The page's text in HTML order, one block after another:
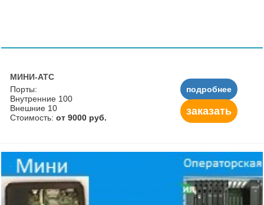
МИНИ-АТС
Порты:
Внутренние 100
Внешние 10
Стоимость: от 9000 руб.
подробнее
заказать